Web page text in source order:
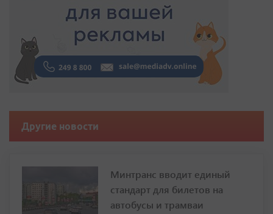
Другие новости
Минтранс вводит единый
стандарт для билетов на
автобусы и трамваи